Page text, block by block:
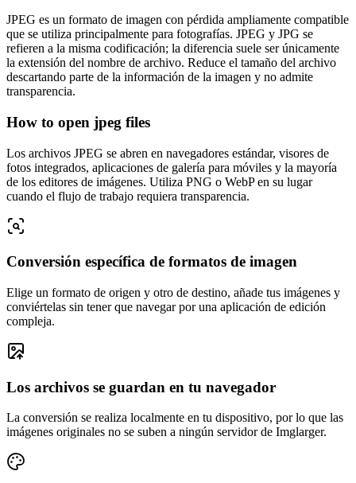
JPEG es un formato de imagen con pérdida ampliamente compatible
que se utiliza principalmente para fotografías. JPEG y JPG se
refieren a la misma codificación; la diferencia suele ser únicamente
la extensión del nombre de archivo. Reduce el tamaño del archivo
descartando parte de la información de la imagen y no admite
transparencia.
How to open jpeg files
Los archivos JPEG se abren en navegadores estándar, visores de
fotos integrados, aplicaciones de galería para móviles y la mayoría
de los editores de imágenes. Utiliza PNG o WebP en su lugar
cuando el flujo de trabajo requiera transparencia.
Conversión específica de formatos de imagen
Elige un formato de origen y otro de destino, añade tus imágenes y
conviértelas sin tener que navegar por una aplicación de edición
compleja.
Los archivos se guardan en tu navegador
La conversión se realiza localmente en tu dispositivo, por lo que las
imágenes originales no se suben a ningún servidor de Imglarger.